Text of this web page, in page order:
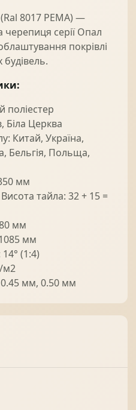
8017 PEMA) —
серії Опал
покрівлі
поліестер
Біла Церква
Китай, Україна,
Бельгія, Польща,
мм
тайла: 32 + 15 =
мм
мм
(1:4)
м2
мм, 0.50 мм